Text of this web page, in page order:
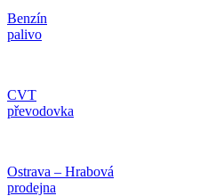
Benzín
palivo
CVT
převodovka
Ostrava – Hrabová
prodejna